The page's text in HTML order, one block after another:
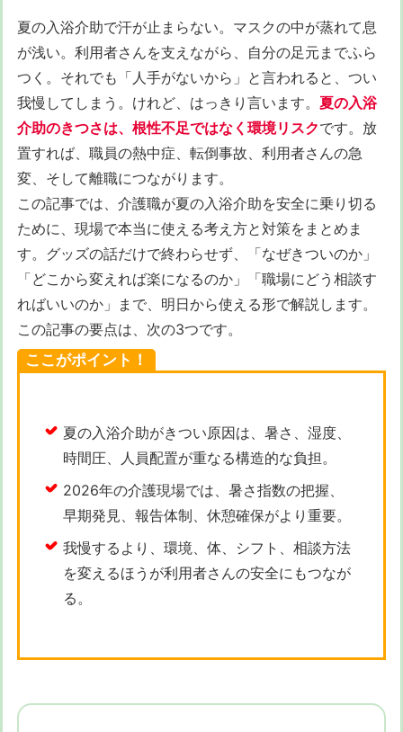
夏の入浴介助で汗が止まらない。マスクの中が蒸れて息
が浅い。利用者さんを支えながら、自分の足元までふら
つく。それでも「人手がないから」と言われると、つい
我慢してしまう。けれど、はっきり言います。 夏の入浴
介助のきつさは、根性不足ではなく環境リスクです。放
置すれば、職員の熱中症、転倒事故、利用者さんの急
変、そして離職につながります。
この記事では、介護職が夏の入浴介助を安全に乗り切る
ために、現場で本当に使える考え方と対策をまとめま
す。グッズの話だけで終わらせず、「なぜきついのか」
「どこから変えれば楽になるのか」「職場にどう相談す
ればいいのか」まで、明日から使える形で解説します。
この記事の要点は、次の3つです。
ここがポイント！
夏の入浴介助がきつい原因は、暑さ、湿度、
時間圧、人員配置が重なる構造的な負担。
2026年の介護現場では、暑さ指数の把握、
早期発見、報告体制、休憩確保がより重要。
我慢するより、環境、体、シフト、相談方法
を変えるほうが利用者さんの安全にもつなが
る。